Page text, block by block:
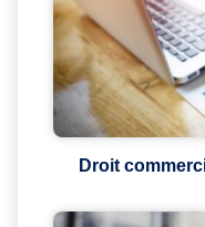
Droit